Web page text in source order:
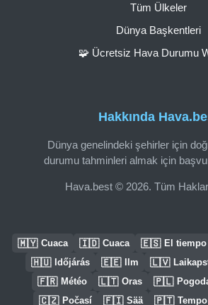
Hakkında
Dünya genelindeki şehirler için
durumu tahminleri almak için
Hava.best © 2026. Tüm
Tüm Ülkeler
Dünya Başkentleri
🧩 Ücretsiz Hava Durumu
🇲🇾 Cuaca 🇮🇩 Cuaca 🇪🇸 El tiempo
🇭🇺 Időjárás 🇪🇪 Ilm 🇱🇻
🇫🇷 Météo 🇱🇹 Oras 🇵🇱
🇨🇿 Počasí 🇫🇮 Sää 🇵🇹 Tempo